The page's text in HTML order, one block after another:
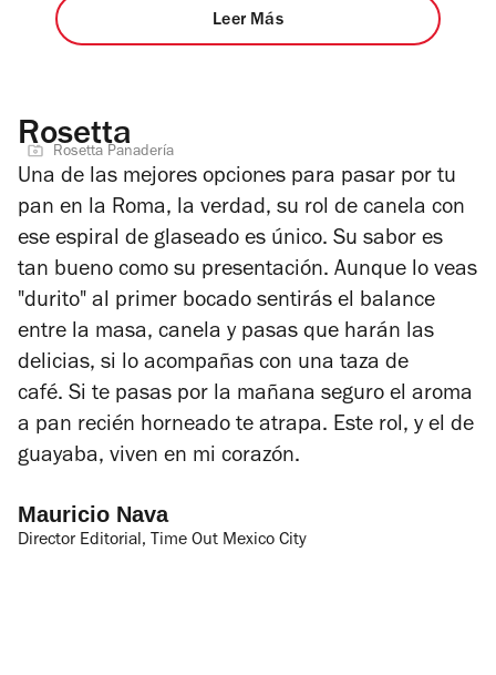
Leer Más
Rosetta
Rosetta Panadería
Una de las mejores opciones para pasar por tu
pan en la Roma, la verdad, su rol de canela con
ese espiral de glaseado es único. Su sabor es
tan bueno como su presentación. Aunque lo veas
"durito" al primer bocado sentirás el balance
entre la masa, canela y pasas que harán las
delicias, si lo acompañas con una taza de
café. Si te pasas por la mañana seguro el aroma
a pan recién horneado te atrapa. Este rol, y el de
guayaba, viven en mi corazón.
Mauricio Nava
Director Editorial, Time Out Mexico City